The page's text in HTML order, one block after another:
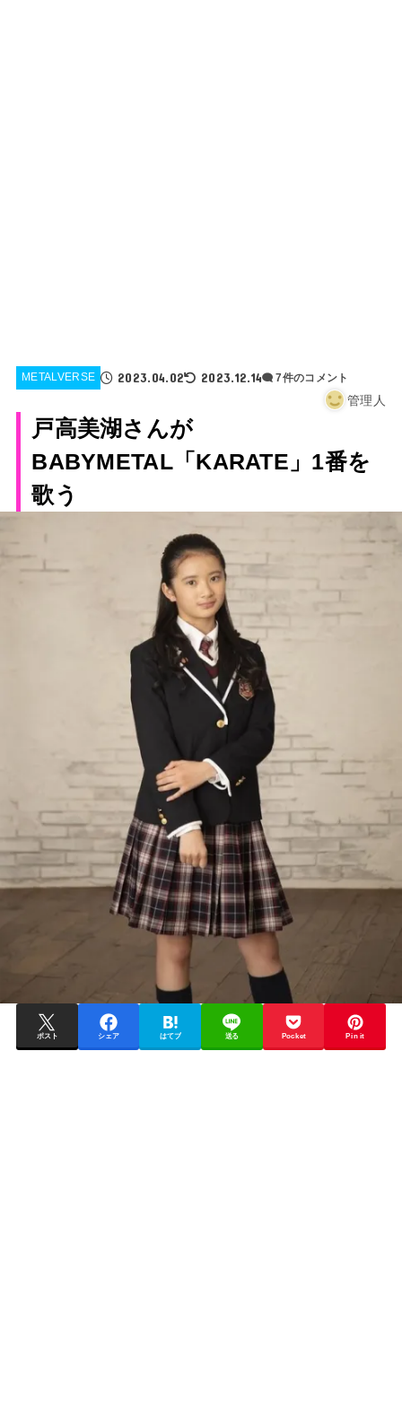
METALVERSE 2023.04.02 2023.12.14 7件のコメント
管理人
戸高美湖さんが
BABYMETAL「KARATE」1番を
歌う
ポスト シェア はてブ 送る Pocket Pin it